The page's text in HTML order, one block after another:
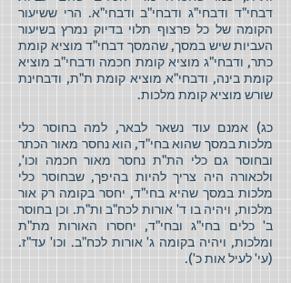
דבחי"ד ודבחי"ג ודבחי"ב ודבחי"א. הרי ששיעור
הקומה של כל פרצוף תלוי בדיוק נמרץ בשיעור
העביות שיש במסך, שהמסך דבחי"ד מוציא קומת
כתר, ודבחי"ג מוציא קומת חכמה ודבחי"ב מוציא
קומת בינה, ודבחי"א מוציא קומת ת"ת, ודבחינת
שורש מוציא קומת מלכות.
כג) אמנם עוד נשאר לבאר, למה בחוסר כלי
מלכות במסך שהוא בחי"ד, הוא נחסר מאור הכתר
ובחוסר גם כלי הת"ת נחסר מאור חכמה וכו',
ולכאורה היה צריך להיות בהיפך, שבחוסר כלי
מלכות במסך שהיא בחי"ד, יחסר בקומה רק אור
מלכות, ויהיה בו ד' אורות לכח"ב ות"ת. וכן בחוסר
ב' כלים בחי"ג ובחי"ד, יחסרו האורות מת"ת
ומלכות, ויהיה בקומה ג' אורות לכח"ב. וכו' עד"ז.
(עי' לעיל אות כ').